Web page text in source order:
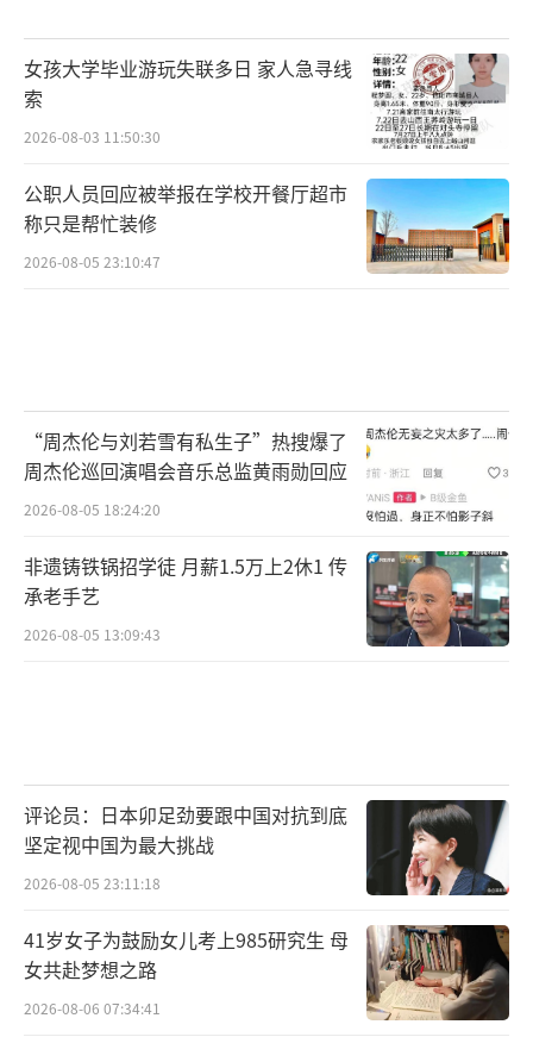
女孩大学毕业游玩失联多日 家人急寻线
索
2026-08-03 11:50:30
公职人员回应被举报在学校开餐厅超市
称只是帮忙装修
2026-08-05 23:10:47
“周杰伦与刘若雪有私生子”热搜爆了
周杰伦巡回演唱会音乐总监黄雨勋回应
2026-08-05 18:24:20
非遗铸铁锅招学徒 月薪1.5万上2休1 传
承老手艺
2026-08-05 13:09:43
评论员：日本卯足劲要跟中国对抗到底
坚定视中国为最大挑战
2026-08-05 23:11:18
41岁女子为鼓励女儿考上985研究生 母
女共赴梦想之路
2026-08-06 07:34:41